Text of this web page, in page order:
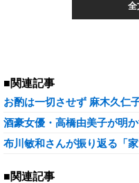
全
■関連記事
お酌は一切させず 麻木久仁
酒豪女優・高橋由美子が明
布川敏和さんが振り返る「
■関連記事